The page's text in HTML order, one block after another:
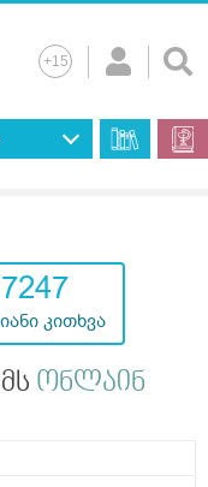
7247
კითხვა
ონლაინ